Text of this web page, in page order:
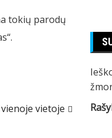
tokių parodų
vietoje